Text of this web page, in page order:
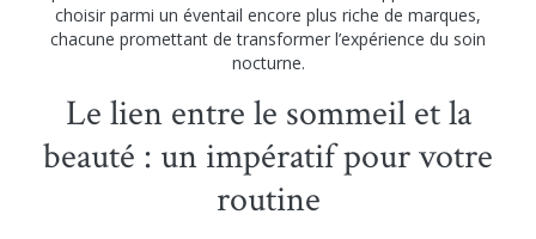
choisir parmi un éventail encore plus riche de marques,
chacune promettant de transformer l’expérience du soin
nocturne.
Le lien entre le sommeil et la
beauté : un impératif pour votre
routine